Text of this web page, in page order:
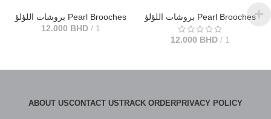
بروشات اللؤلؤ Pearl Brooches
12.000 BHD 1
بروشات اللؤلؤ Pearl Brooches
12.000 BHD 1
ABOUT USCONTACT USTRACK ORDERPRIVACY POLICY